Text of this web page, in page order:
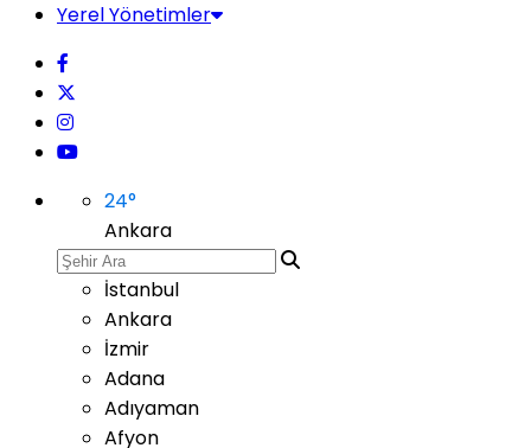
Yerel Yönetimler
24°
Ankara
İstanbul
Ankara
İzmir
Adana
Adıyaman
Afyon